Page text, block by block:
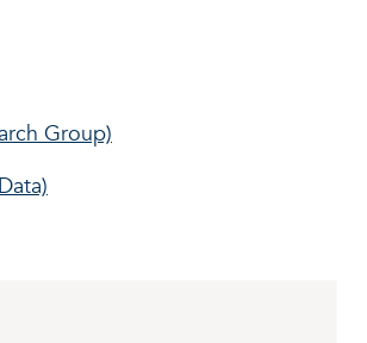
Group)